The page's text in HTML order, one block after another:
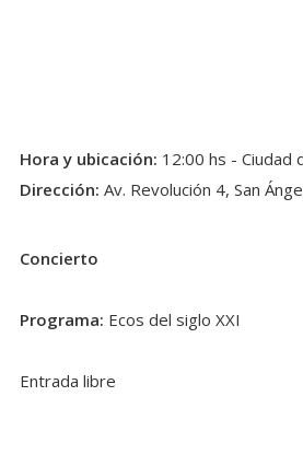
Hora y ubicación: 12:00 hs - Ciudad
Dirección: Av. Revolución 4, San
Concierto
Programa: Ecos del siglo XXI
Entrada libre